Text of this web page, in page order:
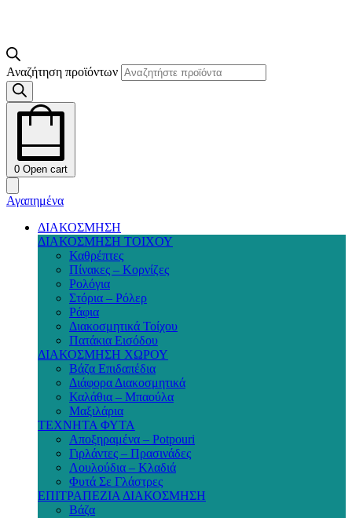
Αναζήτηση προϊόντων
0 Open cart
Αγαπημένα
ΔΙΑΚΟΣΜΗΣΗ
ΔΙΑΚΟΣΜΗΣΗ ΤΟΙΧΟΥ
Καθρέπτες
Πίνακες – Κορνίζες
Ρολόγια
Στόρια – Ρόλερ
Ράφια
Διακοσμητικά Τοίχου
Πατάκια Εισόδου
ΔΙΑΚΟΣΜΗΣΗ ΧΩΡΟΥ
Βάζα Επιδαπέδια
Διάφορα Διακοσμητικά
Καλάθια – Μπαούλα
Μαξιλάρια
ΤΕΧΝΗΤΑ ΦΥΤΑ
Αποξηραμένα – Potpouri
Γιρλάντες – Πρασινάδες
Λουλούδια – Κλαδιά
Φυτά Σε Γλάστρες
ΕΠΙΤΡΑΠΕΖΙΑ ΔΙΑΚΟΣΜΗΣΗ
Βάζα